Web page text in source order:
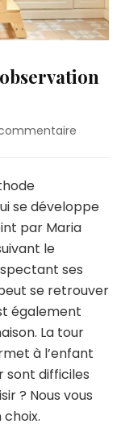
se développe
par Maria
le
ses
se retrouver
également
La tour
à l’enfant
sont difficiles
? Nous vous